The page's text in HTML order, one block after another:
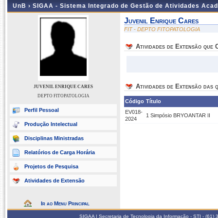
UnB › SIGAA - Sistema Integrado de Gestão de Atividades
JUVENIL ENRIQUE CARES
DEPTO FITOPATOLOGIA
Perfil Pessoal
Produção Intelectual
Disciplinas Ministradas
Relatórios de Carga Horária
Projetos de Pesquisa
Atividades de Extensão
Ir ao Menu Principal
Juvenil Enrique Cares
FIT - DEPTO FITOPATOLOGIA
Atividades de Extensão que
Atividades de Extensão das
Código Título
EV018-
2024
1 Simpósio BRYOANTAR II
SIGAA | Secretaria de Tecnologia da Informação - STI -